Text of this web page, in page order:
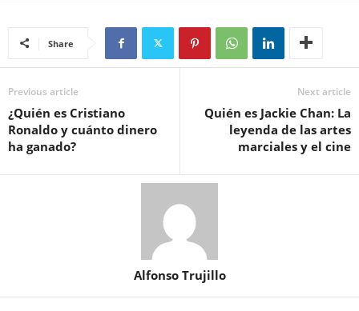
Share
Previous article
¿Quién es Cristiano
Ronaldo y cuánto dinero
ha ganado?
Next article
Quién es Jackie Chan: La
leyenda de las artes
marciales y el cine
Alfonso Trujillo